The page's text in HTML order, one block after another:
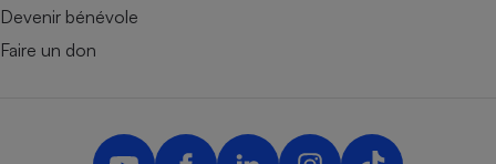
Devenir bénévole
Faire un don